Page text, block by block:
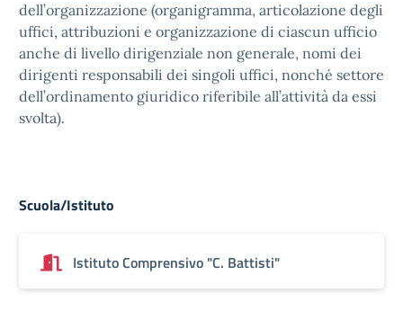
dell’organizzazione (organigramma, articolazione degli
uffici, attribuzioni e organizzazione di ciascun ufficio
anche di livello dirigenziale non generale, nomi dei
dirigenti responsabili dei singoli uffici, nonché settore
dell’ordinamento giuridico riferibile all’attività da essi
svolta).
Scuola/Istituto
Istituto Comprensivo "C. Battisti"